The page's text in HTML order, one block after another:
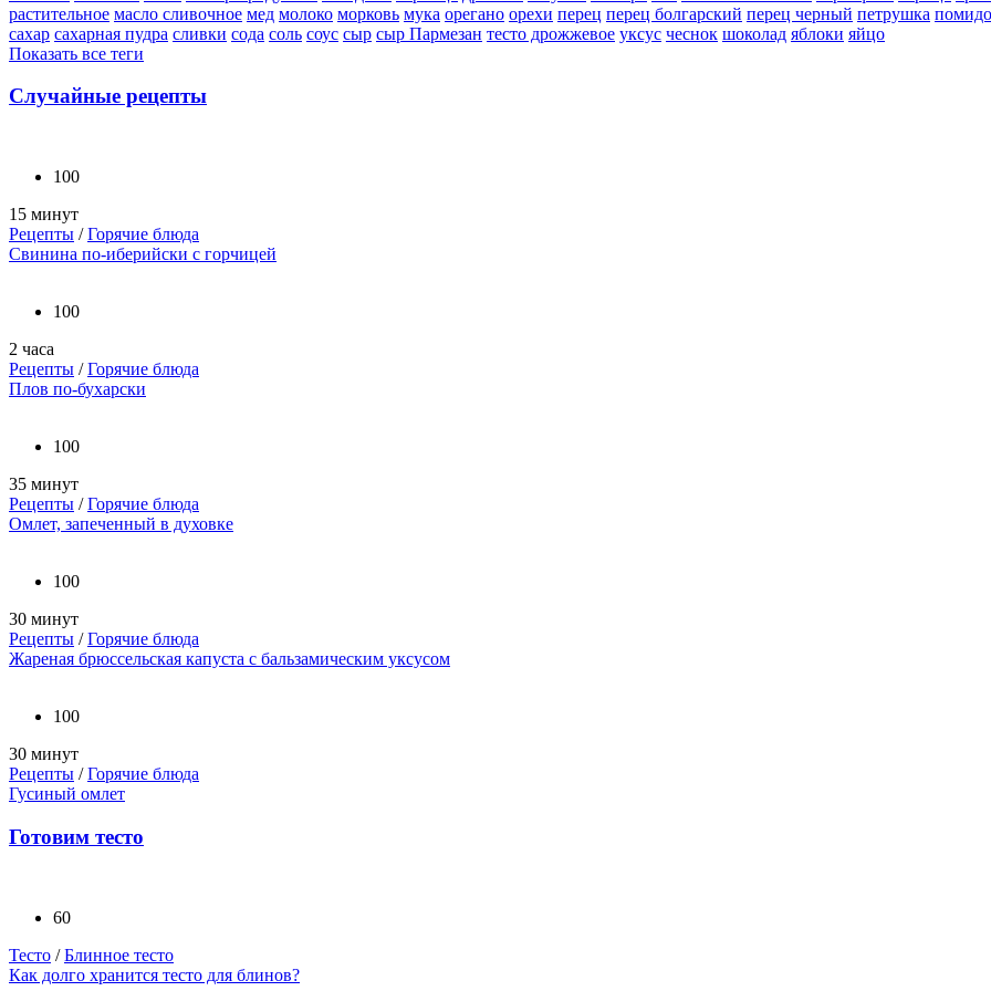
растительное масло сливочное мед молоко морковь мука орегано орехи перец перец болгарский перец черный петрушка
сахар сахарная пудра сливки сода соль соус сыр сыр Пармезан тесто дрожжевое уксус чеснок шоколад яблоки яйцо
Показать все теги
Случайные рецепты
100
15 минут
Рецепты /Горячие блюда
Свинина по-иберийски с горчицей
100
2 часа
Рецепты /Горячие блюда
Плов по-бухарски
100
35 минут
Рецепты /Горячие блюда
Омлет, запеченный в духовке
100
30 минут
Рецепты /Горячие блюда
Жареная брюссельская капуста с бальзамическим уксусом
100
30 минут
Рецепты /Горячие блюда
Гусиный омлет
Готовим тесто
60
Тесто /Блинное тесто
Как долго хранится тесто для блинов?